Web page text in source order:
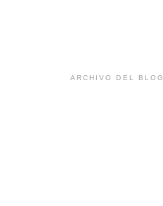
ARCHIVO DEL BLOG